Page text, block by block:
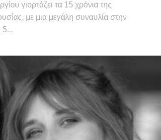
γιορτάζει τα 15 χρόνια της
με μια μεγάλη συναυλία στην
5...